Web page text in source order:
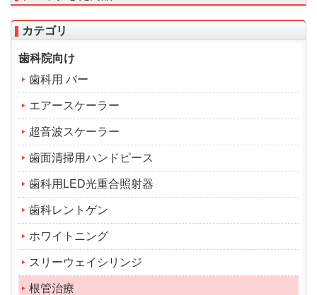
カテゴリ
歯科院向け
歯科用 バー
エアースケーラー
超音波スケーラー
歯面清掃用ハンドピース
歯科用LED光重合照射器
歯科レントゲン
ホワイトニング
スリーウェイシリンジ
根管治療